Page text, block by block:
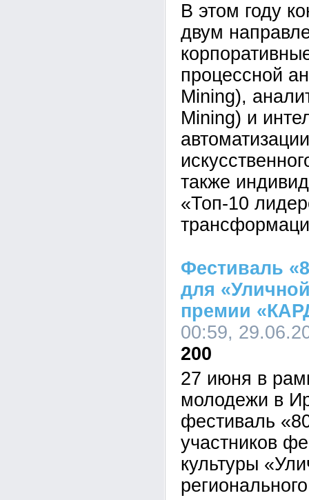
В этом году
двум
процессной
Mining),
Mining) и
также
«Топ-10
Фестиваль
для
премии
00:59,
200
27 июня в
молодежи в
фестиваль
участников
культуры